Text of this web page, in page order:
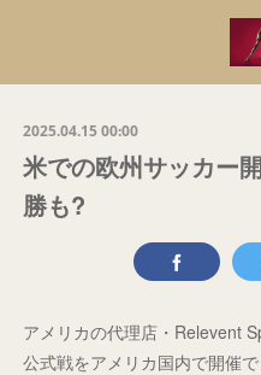
2025.04.15 00:00
米での欧州サッカー
勝も?
アメリカの代理店・Relevent
公式戦をアメリカ国内で開催